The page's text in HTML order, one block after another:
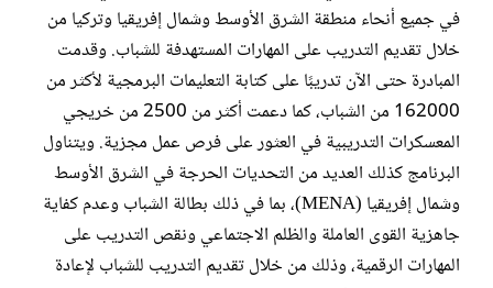
في جميع أنحاء منطقة الشرق الأوسط وشمال إفريقيا وتركيا من
خلال تقديم التدريب على المهارات المستهدفة للشباب. وقدمت
المبادرة حتى الآن تدريبًا على كتابة التعليمات البرمجية لأكثر من
162000 من الشباب، كما دعمت أكثر من 2500 من خريجي
المعسكرات التدريبية في العثور على فرص عمل مجزية. ويتناول
البرنامج كذلك العديد من التحديات الحرجة في الشرق الأوسط
وشمال إفريقيا (MENA)، بما في ذلك بطالة الشباب وعدم كفاية
جاهزية القوى العاملة والظلم الاجتماعي ونقص التدريب على
المهارات الرقمية، وذلك من خلال تقديم التدريب للشباب لإعادة